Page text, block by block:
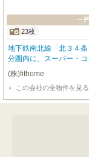
一
23枚
地下鉄南北線「北３４
分圏内に、スーパー・
年１２月完成予定 弊社
の物件仕様・設備】■足
ョーズを採用■グースネ
キッチン■暖かい且つ、
ー 徒歩12分スーパー
6分札幌市立北陽中学
(株)fithome
この会社の全物件を見る